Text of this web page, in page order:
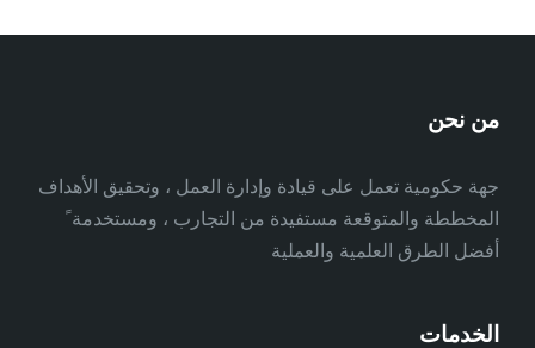
من نحن
جهة حكومية تعمل على قيادة وإدارة العمل ، وتحقيق الأهداف
المخططة والمتوقعة مستفيدة من التجارب ، ومستخدمة ً
أفضل الطرق العلمية والعملية
الخدمات